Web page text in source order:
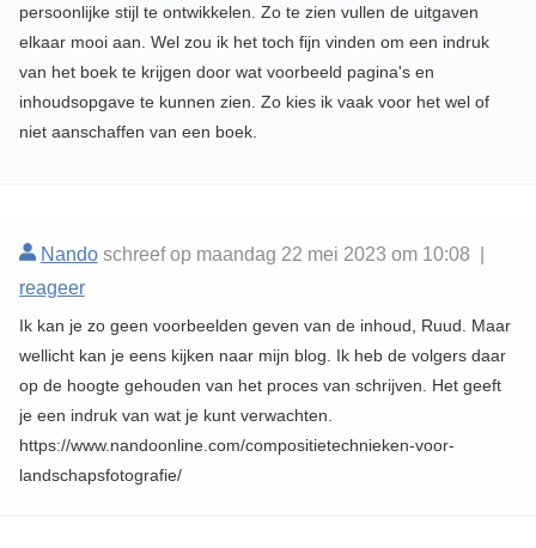
persoonlijke stijl te ontwikkelen. Zo te zien vullen de uitgaven
elkaar mooi aan. Wel zou ik het toch fijn vinden om een indruk
van het boek te krijgen door wat voorbeeld pagina's en
inhoudsopgave te kunnen zien. Zo kies ik vaak voor het wel of
niet aanschaffen van een boek.
Nandoschreef op maandag 22 mei 2023 om 10:08 |
reageer
Ik kan je zo geen voorbeelden geven van de inhoud, Ruud. Maar
wellicht kan je eens kijken naar mijn blog. Ik heb de volgers daar
op de hoogte gehouden van het proces van schrijven. Het geeft
je een indruk van wat je kunt verwachten.
https://www.nandoonline.com/compositietechnieken-voor-
landschapsfotografie/